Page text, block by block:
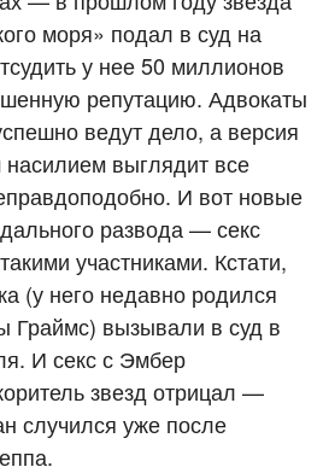
моря» подал в суд на
у нее 50 миллионов
репутацию. Адвокаты
ведут дело, а версия
выглядит все
И вот новые
развода — секс
участниками. Кстати,
(у него недавно родился
Граймс) вызывали в суд в
И секс с Эмбер
звезд отрицал —
случился уже после